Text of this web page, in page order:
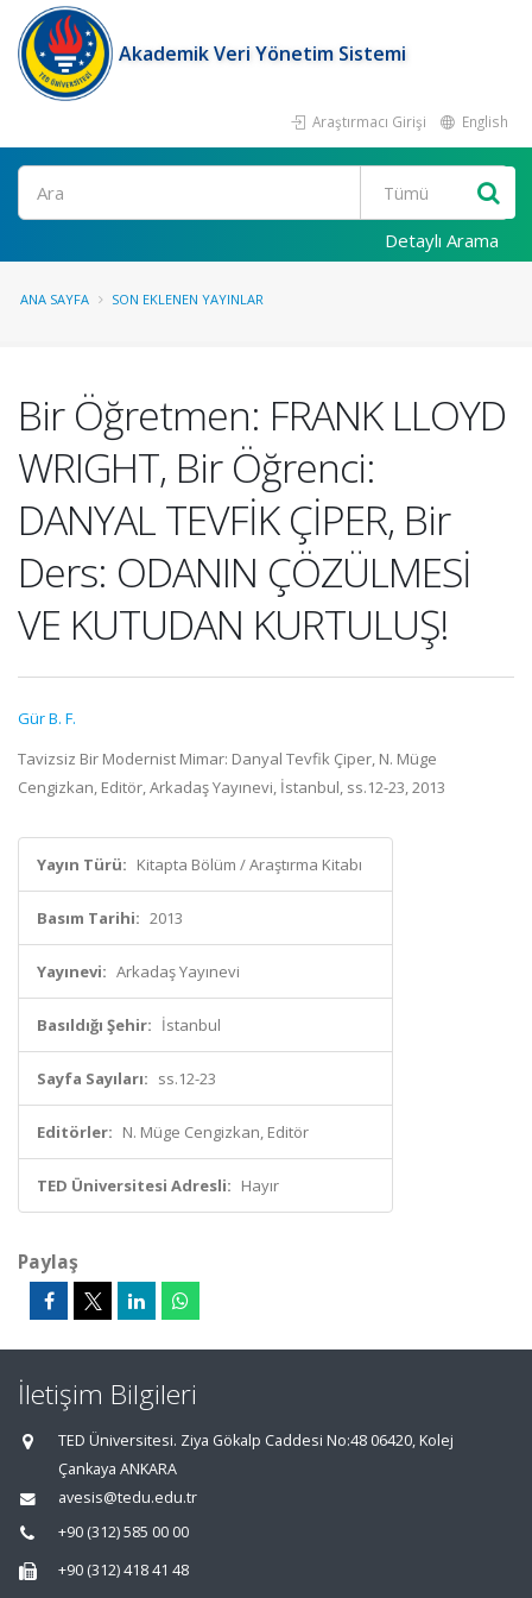
Akademik Veri Yönetim Sistemi
Araştırmacı Girişi English
Ara
Detaylı Arama
ANA SAYFA SON EKLENEN YAYINLAR
Bir Öğretmen: FRANK LLOYD
WRIGHT, Bir Öğrenci:
DANYAL TEVFİK ÇİPER, Bir
Ders: ODANIN ÇÖZÜLMESİ
VE KUTUDAN KURTULUŞ!
Gür B. F.
Tavizsiz Bir Modernist Mimar: Danyal Tevfik Çiper, N. Müge
Cengizkan, Editör, Arkadaş Yayınevi, İstanbul, ss.12-23, 2013
Yayın Türü: Kitapta Bölüm / Araştırma Kitabı
Basım Tarihi: 2013
Yayınevi: Arkadaş Yayınevi
Basıldığı Şehir: İstanbul
Sayfa Sayıları: ss.12-23
Editörler: N. Müge Cengizkan, Editör
TED Üniversitesi Adresli: Hayır
Paylaş
İletişim Bilgileri
TED Üniversitesi. Ziya Gökalp Caddesi No:48 06420, Kolej
Çankaya ANKARA
avesis@tedu.edu.tr
+90 (312) 585 00 00
+90 (312) 418 41 48